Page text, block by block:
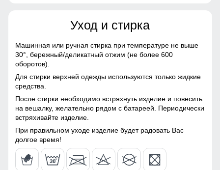
ВНИМАНИЕ!!! Товар который куплен с уценкой не
подлежит возврату и обмену.
Образец!
Уход и стирка
Машинная или ручная стирка при температуре не выше
30°, бережный/деликатный отжим (не более 600
оборотов).
Для стирки верхней одежды используются только жидкие
средства.
После стирки необходимо встряхнуть изделие и повесить
на вешалку, желательно рядом с батареей. Периодически
встряхивайте изделие.
При правильном уходе изделие будет радовать Вас
долгое время!